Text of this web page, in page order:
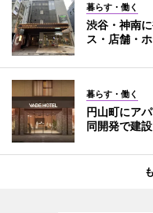
暮らす・働く
渋谷・神南
ス・店舗・
暮らす・働く
円山町にア
同開発で建設